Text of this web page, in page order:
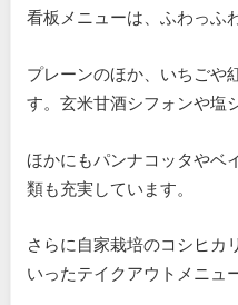
看板メニューは、ふわっふ
プレーンのほか、いちごや
す。玄米甘酒シフォンや塩
ほかにもパンナコッタやベ
類も充実しています。
さらに自家栽培のコシヒカ
いったテイクアウトメニュ